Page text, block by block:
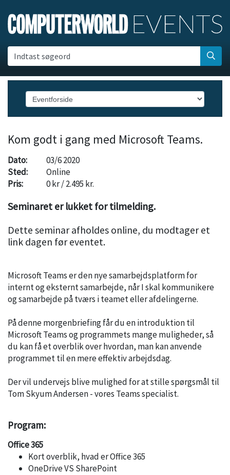
Indtast søgeord
Kom godt i gang med Microsoft Teams.
Dato:
03/6 2020
Sted:
Online
Pris:
0 kr / 2.495 kr.
Seminaret er lukket for tilmelding.
Dette seminar afholdes online, du modtager et
link dagen før eventet.
Microsoft Teams er den nye samarbejdsplatform for
internt og eksternt samarbejde, når I skal kommunikere
og samarbejde på tværs i teamet eller afdelingerne.
På denne morgenbriefing får du en introduktion til
Microsoft Teams og programmets mange muligheder, så
du kan få et overblik over hvordan, man kan anvende
programmet til en mere effektiv arbejdsdag.
Der vil undervejs blive mulighed for at stille spørgsmål til
Tom Skyum Andersen - vores Teams specialist.
Program:
Office 365
Kort overblik, hvad er Office 365
OneDrive VS SharePoint